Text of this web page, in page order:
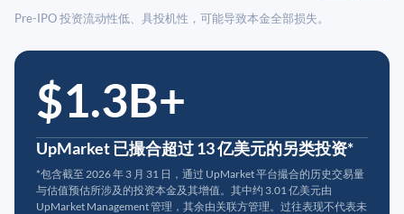
Pre-IPO 投资流动性低、具投机性，可能导致本金全部损失。
$1.3B+
UpMarket 已撮合超过 13 亿美元的另类投资*
*包含截至 2026 年 3 月 31 日，通过 UpMarket 平台撮合的历史交易量
与估值预估所涉及的投资本金及其增值。其中约 3.01 亿美元由
UpMarket Management 管理，其余由关联方管理。过往表现不代表未